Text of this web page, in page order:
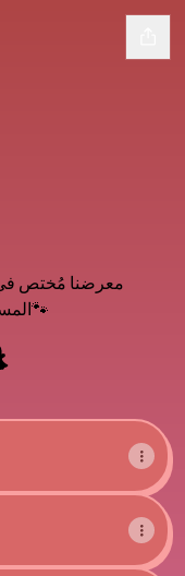
معرضنا مُختص في
المستلزمات والرعايه الطبيه🐾